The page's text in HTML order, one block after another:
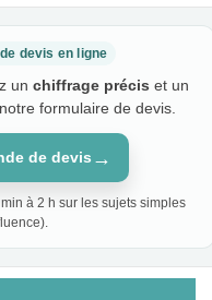
devis en ligne
un chiffrage précis et un
formulaire de devis.
de devis →
à 2 h sur les sujets simples